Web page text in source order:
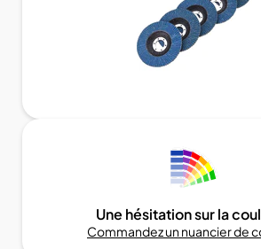
Une hésitation sur la
Commandez un nuancier de